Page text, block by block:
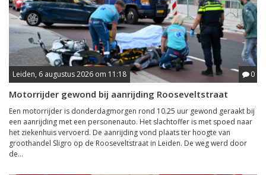
Leiden, 6 augustus 2026 om 11:18 0
Motorrijder gewond bij aanrijding Rooseveltstraat
Een motorrijder is donderdagmorgen rond 10.25 uur gewond geraakt bij
een aanrijding met een personenauto. Het slachtoffer is met spoed naar
het ziekenhuis vervoerd. De aanrijding vond plaats ter hoogte van
groothandel Sligro op de Rooseveltstraat in Leiden. De weg werd door
de...